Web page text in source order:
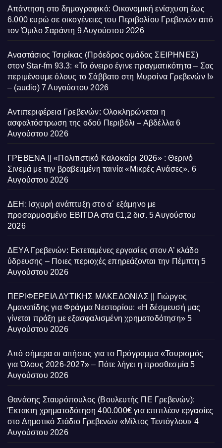
Απάντηση στο δημογραφικό: Οικονομική ενίσχυση έως
6.000 ευρώ σε οικογένειες του Περιβολίου Γρεβενών από
τον Όμιλο Σαράντη 9 Αυγούστου 2026
Αναστάσιος Τσιρίκας (Πρόεδρος ομάδας ΣΕΙΡΗΝΕΣ)
στον Star-fm 93.3: «Το όνειρο έγινε πραγματικότητα – Σας
περιμένουμε όλους το Σάββατο στη Μυρσίνα Γρεβενών !»
– (audio) 7 Αυγούστου 2026
Αντιπεριφέρεια Γρεβενών: Ολοκληρώνεται η
ασφαλτόστρωση της οδού Περιβόλι – Αβδέλλα 6
Αυγούστου 2026
ΓΡΕΒΕΝΑ || «Πολιτιστικό Καλοκαίρι 2026» : Θερινό
Σινεμά με την βραβευμένη ταινία «Μικρές Ανάσες». 6
Αυγούστου 2026
ΔΕΗ: Ισχυρή ανάπτυξη στο α΄ εξάμηνο με
προσαρμοσμένο EBITDA στα €1,2 δισ. 5 Αυγούστου
2026
ΔΕΥΑ Γρεβενών: Εκτεταμένες εργασίες στον Α’ κλάδο
ύδρευσης – Ποιες περιοχές επηρεάζονται την Πέμπτη 5
Αυγούστου 2026
ΠΕΡΙΦΕΡΕΙΑ ΔΥΤΙΚΗΣ ΜΑΚΕΔΟΝΙΑΣ || Γιώργος
Αμανατίδης για Φράγμα Νεστορίου: «Η δέσμευσή μας
γίνεται πράξη με εξασφαλισμένη χρηματοδότηση» 5
Αυγούστου 2026
Από σήμερα οι αιτήσεις για το Πρόγραμμα «Τουρισμός
για Όλους 2026-2027» – Πότε λήγει η προσθεσμία 5
Αυγούστου 2026
Θανάσης Σταυρόπουλος (Βουλευτής ΠΕ Γρεβενών):
Έκτακτη χρηματοδότηση 400.000€ για επιπλέον εργασίες
στο Δημοτικό Στάδιο Γρεβενών «Μίλτος Τεντόγλου» 4
Αυγούστου 2026